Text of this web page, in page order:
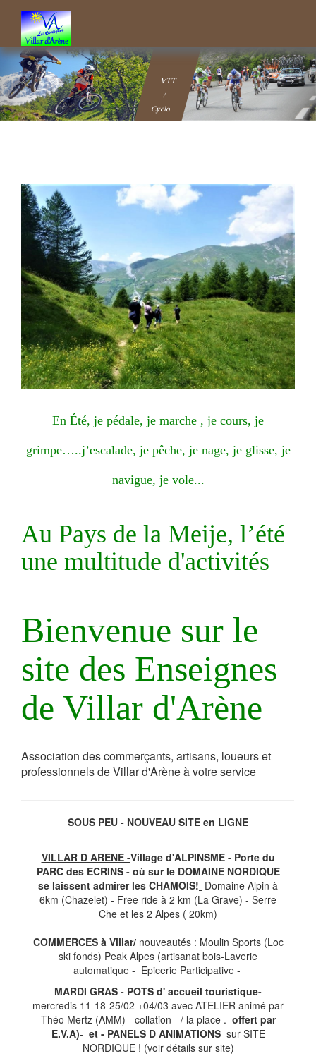
VTT
/
Cyclo
En Été, je pédale, je marche , je cours, je
grimpe…..j’escalade, je pêche, je nage, je glisse, je
navigue, je vole...
Au Pays de la Meije, l’été
une multitude d'activités
Bienvenue sur le
site des Enseignes
de Villar d'Arène
Association des commerçants, artisans, loueurs et
professionnels de Villar d'Arène à votre service
SOUS PEU - NOUVEAU SITE en LIGNE
VILLAR D ARENE -Village d'ALPINSME - Porte du
PARC des ECRINS - où sur le DOMAINE NORDIQUE
se laissent admirer les CHAMOIS! Domaine Alpin à
6km (Chazelet) - Free ride à 2 km (La Grave) - Serre
Che et les 2 Alpes ( 20km)
COMMERCES à Villar/nouveautés : Moulin Sports (Loc
ski fonds) Peak Alpes (artisanat bois-Laverie
automatique - Epicerie Participative -
MARDI GRAS - POTS d' accueil touristique-
mercredis 11-18-25/02 +04/03 avec ATELIER animé par
Théo Mertz (AMM) - collation- / la place . offert par
E.V.A)- et - PANELS D ANIMATIONSsur SITE
NORDIQUE ! (voir détails sur site)